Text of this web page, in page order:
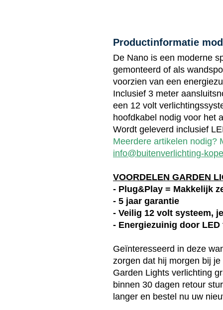
Productinformatie
De Nano is een moderne
gemonteerd of als
voorzien van een
Inclusief 3 meter
een 12 volt
hoofdkabel nodig voor het
Wordt geleverd inclusief
Meerdere artikelen nodig?
info@buitenverlichting-
VOORDELEN GARDEN
- Plug&Play = Makkelijk
- 5 jaar garantie
- Veilig 12 volt systeem,
- Energiezuinig door
Geïnteresseerd in deze
zorgen dat hij morgen bij
Garden Lights verlichting
binnen 30 dagen retour
langer en bestel nu uw